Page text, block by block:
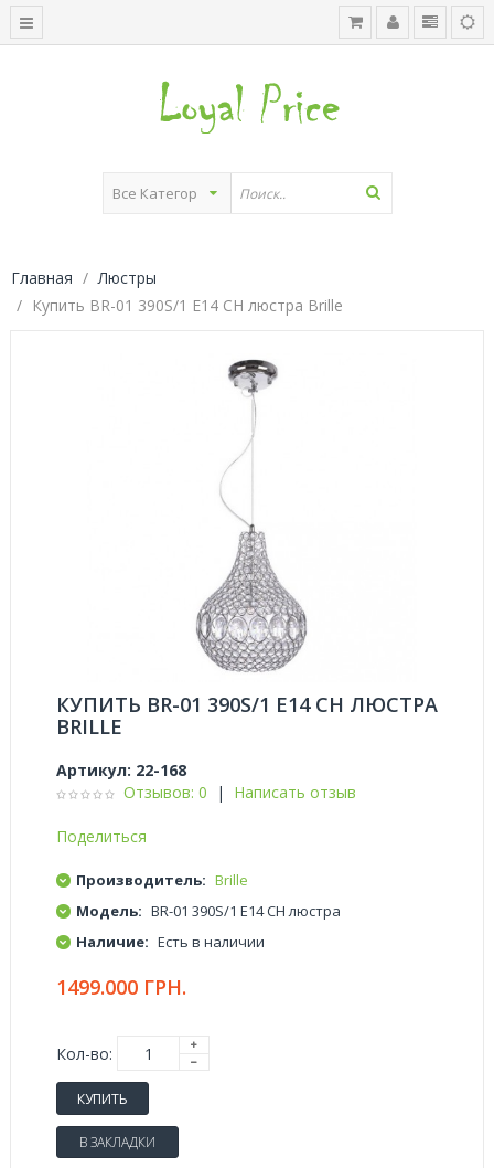
Главная
Люстры
Купить BR-01 390S/1 E14 CH люстра Brille
КУПИТЬ BR-01 390S/1 E14 CH ЛЮСТРА
BRILLE
Артикул: 22-168
Отзывов: 0 | Написать отзыв
Поделиться
Производитель: Brille
Модель: BR-01 390S/1 E14 CH люстра
Наличие: Есть в наличии
1499.000 ГРН.
Кол-во:
КУПИТЬ
В ЗАКЛАДКИ